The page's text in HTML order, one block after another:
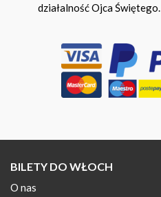
działalność Ojca Świętego.
BILETY DO WŁOCH
O nas